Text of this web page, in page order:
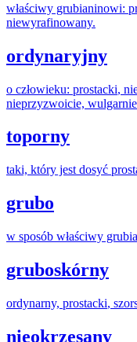
właściwy grubianinowi:
niewyrafinowany.
ordynaryjny
o człowieku: prostacki,
nieprzyzwoicie,
toporny
taki, który jest dosyć
grubo
w sposób właściwy
gruboskórny
ordynarny, prostacki,
nieokrzesany